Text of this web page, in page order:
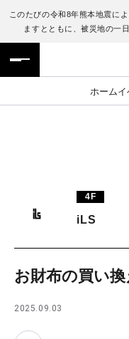
このたびの令和8年熊本地震に
ますとともに、被災地の一
ホームイ
フロアガイド
施設案内・アクセ
TAX FREE
ENGLISH
繁体字
日本語
4F
iLS
お財布の買い
2025.09.03